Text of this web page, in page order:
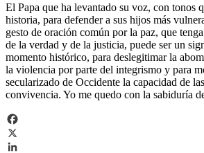
El Papa que ha levantado su voz, con tonos
historia, para defender a sus hijos más
gesto de oración común por la paz, que
de la verdad y de la justicia, puede ser un
momento histórico, para deslegitimar la
la violencia por parte del integrismo y para
secularizado de Occidente la capacidad de
convivencia. Yo me quedo con la sabiduría
Facebook
X